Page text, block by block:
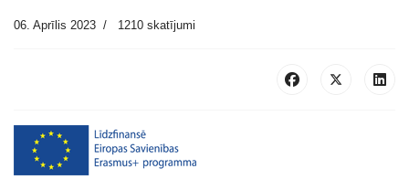
06. Aprīlis 2023 1210 skatījumi